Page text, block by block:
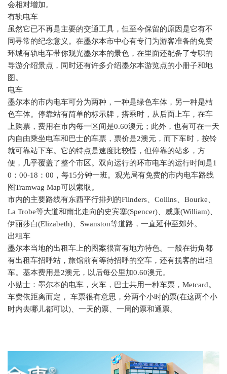
会相对增加。
有轨电车
虽然它已不再是主要的交通工具，但至今保留的原因是它有不
同寻常的纪念意义。在墨尔本市中心有专门为游客准备的免费
环城有轨电车带你观光墨尔本的景色，在里面还配备了专职的
导游介绍景点，同时还有许多介绍墨尔本游览点的小册子和地
图。
电车
墨尔本的市内电车可分为两种，一种是绿色车体，另一种是桔
色车体。停靠站有简单的标示牌，搭乘时，从后面上车，在车
上购票，费用在市内每一区间是0.60澳元；此外，也有可在一天
内自由乘坐电车和巴士的车票，票价是2澳元，而下车时，按铃
就可靠站下车。它的特点是速度比较慢，但停靠的站多，方
便，几乎覆盖了整个市区。双向运行的环市电车的运行时间是1
0 ： 00-18 ： 00 ，每15分钟一班。观光局有免费的市内电车路线
图Tramwag Map可以索取。
市内的主要路线有东西平行排列的Flinders、 Collins、 Bourke、
La Trobe等大道和南北走向的史宾塞(Spencer)、威廉(William)、
伊丽莎白(Elizabeth)、 Swanston等道路，一直延伸至郊外。
出租车
墨尔本当地的出租车上的图案很富有地方特色。一般在街角都
有出租车招呼站，旅馆前有等待招呼的空车，还有揽客的出租
车。基本费用是2澳元，以后每公里加0.60澳元。
小贴士：墨尔本的电车，火车，巴士共用一种车票， Metcard。
车费依距离而定， 车票很有意思，分两个小时的票(在这两个小
时内去哪儿都可以)、一天的票、一周的票和通票。